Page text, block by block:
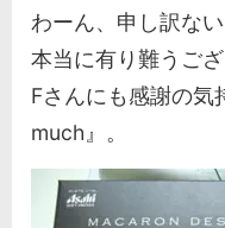
わーん、申し訳ない
本当に有り難うご
Fさんにも感謝の
much』。